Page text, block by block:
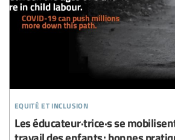
equité et inclusion
Les éducateur·trice·s se